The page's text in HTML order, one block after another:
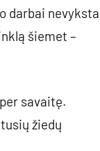
darbai nevyksta
šiemet –
savaitę.
žiedų